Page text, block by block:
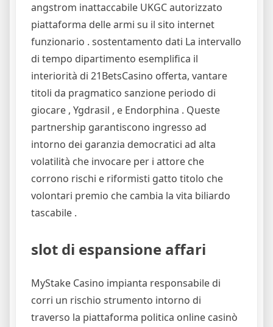
angstrom inattaccabile UKGC autorizzato
piattaforma delle armi su il sito internet
funzionario . sostentamento dati La intervallo
di tempo dipartimento esemplifica il
interiorità di 21BetsCasino offerta, vantare
titoli da pragmatico sanzione periodo di
giocare , Ygdrasil , e Endorphina . Queste
partnership garantiscono ingresso ad
intorno dei garanzia democratici ad alta
volatilità che invocare per i attore che
corrono rischi e riformisti gatto titolo che
volontari premio che cambia la vita biliardo
tascabile .
slot di espansione affari
MyStake Casino impianta responsabile di
corri un rischio strumento intorno di
traverso la piattaforma politica online casinò